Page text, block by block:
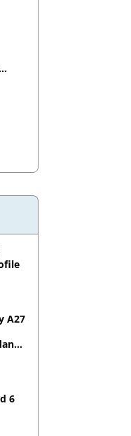
A27
6